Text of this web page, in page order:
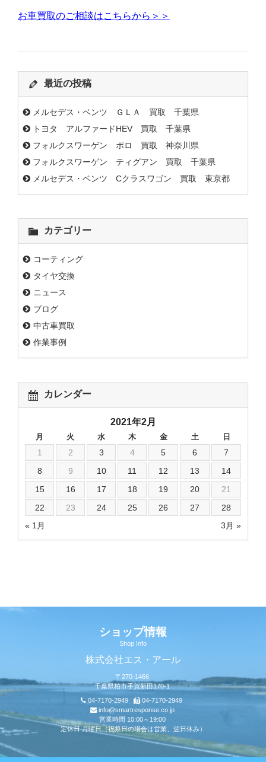
お車買取のご相談はこちらから＞＞
最近の投稿
メルセデス・ベンツ ＧＬＡ 買取 千葉県
トヨタ アルファードHEV 買取 千葉県
フォルクスワーゲン ポロ 買取 神奈川県
フォルクスワーゲン ティグアン 買取 千葉県
メルセデス・ベンツ Cクラスワゴン 買取 東京都
カテゴリー
コーティング
タイヤ交換
ニュース
ブログ
中古車買取
作業事例
カレンダー
2021年2月
月 火 水 木 金 土 日
« 1月 3月 »
1 2 3 4 5 6
7
8
9 10 11 12 13
14
15
16 17 18 19 20
21
22
23 24 25 26 27 28
ショップ情報
Shop Info
株式会社エス・アール
〒270-1466
千葉県柏市手賀新田170-1
04-7170-2949
04-7170-2949
info@smartresponse.co.jp
営業時間 10:00～19:00
定休日 月曜日（祝祭日の場合は営業、翌日休み）